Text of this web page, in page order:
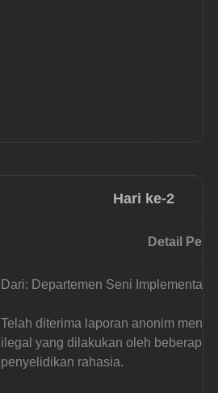
Hari ke-2
Detail
Dari: Departemen Seni Implementasi
Telah diterima laporan anonim
ilegal yang dilakukan oleh beberapa
penyelidikan rahasia.